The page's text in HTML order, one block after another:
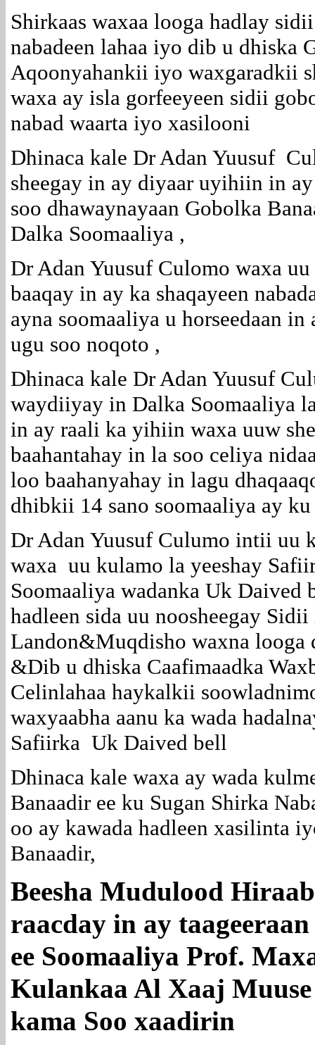
Shirkaas waxaa looga hadlay
nabadeen lahaa iyo dib u dhiska
Aqoonyahankii iyo waxgaradkii
waxa ay isla gorfeeyeen sidii
nabad waarta iyo xasilooni
Dhinaca kale Dr Adan Yuusuf
sheegay in ay diyaar uyihiin in
soo dhawaynayaan Gobolka
Dalka Soomaaliya ,
Dr Adan Yuusuf Culomo waxa
baaqay in ay ka shaqayeen
ayna soomaaliya u horseedaan
ugu soo noqoto ,
Dhinaca kale Dr Adan Yuusuf
waydiiyay in Dalka Soomaaliya
in ay raali ka yihiin waxa uuw
baahantahay in la soo celiya
loo baahanyahay in lagu
dhibkii 14 sano soomaaliya ay
Dr Adan Yuusuf Culumo intii uu
waxa uu kulamo la yeeshay
Soomaaliya wadanka Uk Daived
hadleen sida uu noosheegay
Landon&Muqdisho waxna looga
&Dib u dhiska Caafimaadka
Celinlahaa haykalkii
waxyaabha aanu ka wada
Safiirka Uk Daived bell
Dhinaca kale waxa ay wada
Banaadir ee ku Sugan Shirka
oo ay kawada hadleen xasilinta
Banaadir,
Beesha Mudulood
raacday in ay
ee Soomaaliya Prof.
Kulankaa Al Xaaj
kama Soo xaadirin